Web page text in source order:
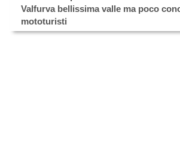
Valfurva bellissima valle ma poco
mototuristi